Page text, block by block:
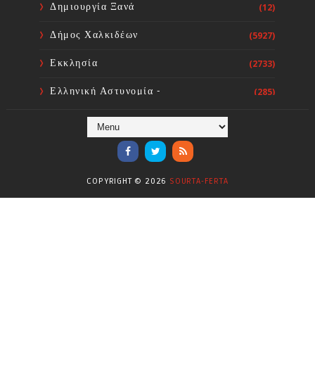
Δημιουργία Ξανά (12)
Δήμος Χαλκιδέων (5927)
Εκκλησία (2733)
Ελληνική Αστυνομία -
(285)
Ενόργανη Γυμναστική
COPYRIGHT © 2026 SOURTA-FERTA